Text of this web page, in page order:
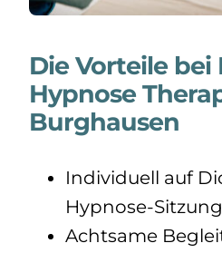
Die Vorteile bei
Hypnose
Burghausen
Individuell auf
Hypnose-
Achtsame